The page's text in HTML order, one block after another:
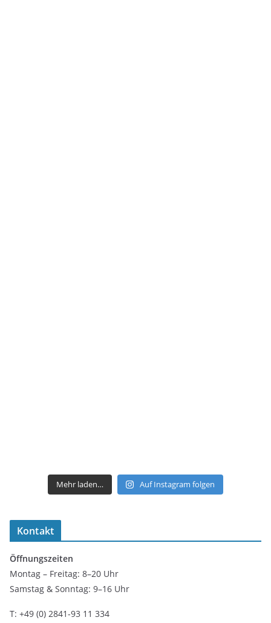
Mehr laden… Auf Instagram folgen
Kontakt
Öffnungszeiten
Montag – Freitag: 8–20 Uhr
Samstag & Sonntag: 9–16 Uhr
T: +49 (0) 2841-93 11 334